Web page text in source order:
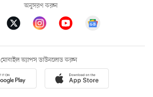
অনুসরণ করুন
মোবাইল অ্যাপস ডাউনলোড করুন